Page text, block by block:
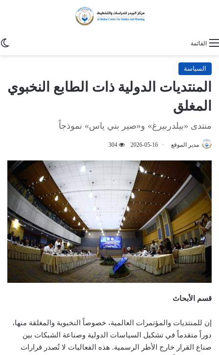
القائمة
السياسة
المنتديات الدولية ذات الطابع النخبوي
المغلق
منتدى «بيلدربيرغ» و«صير بني ياس» نموذجاً
مدير الموقع 2026-05-16
304
قسم الأبحاث
إن للمنتديات والمؤتمرات العالمية، خصوصاً النخبوية والمغلقة منها،
دوراً متقدماً في تشكيل السياسات الدولية وصناعة الشبكات بين
صناع القرار خارج الأطر الرسمية. هذه الفعاليات لا تُصدر قرارات